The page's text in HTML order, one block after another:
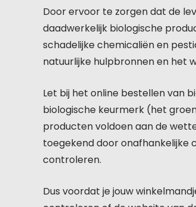
Door ervoor te zorgen dat de
daadwerkelijk biologische
schadelijke chemicaliën en
natuurlijke hulpbronnen en het
Let bij het online bestellen van
biologische keurmerk (het
producten voldoen aan de
toegekend door onafhankelijke
controleren.
Dus voordat je jouw